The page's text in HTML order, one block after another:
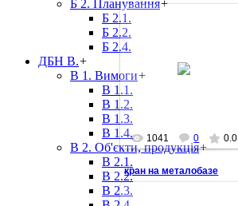
Б 2. Планування+
Б 2.1.
Б 2.2.
Б 2.4.
ДБН В.+
В 1. Вимоги+
В 1.1.
В 1.2.
В 1.3.
В 1.4.
В 2. Об'єкти, продукція+
В 2.1.
В 2.2.
В 2.3.
2015-06-09
1041 0 0.0
кран на металобазе